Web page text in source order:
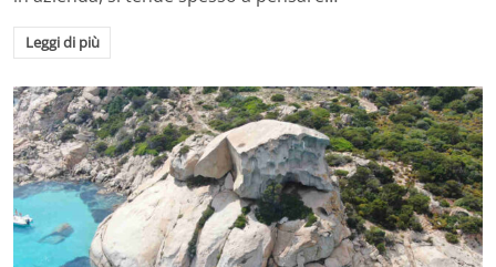
Leggi di più